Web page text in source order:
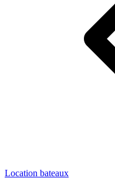
Location bateaux